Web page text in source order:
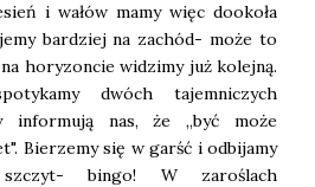
i wałów mamy więc dookoła
bardziej na zachód- może to
horyzoncie widzimy już kolejną.
dwóch tajemniczych
informują nas, że ,,być może
Bierzemy się w garść i odbijamy
bingo! W zaroślach